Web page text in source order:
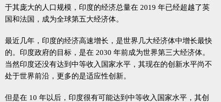
于其庞大的人口规模，印度的经济总量在 2019 年已经超越了英
国和法国，成为全球第五大经济体。
最近几年，印度的经济高速增长，是世界几大经济体中增长最快
的。印度政府的目标，是在 2030 年前成为世界第三大经济体。
当然印度还没有达到中等收入国家水平，其现在的创新水平尚不
处于世界前沿，更多的是适应性创新。
但是在 10 年以后，印度很有可能达到中等收入国家水平，其创